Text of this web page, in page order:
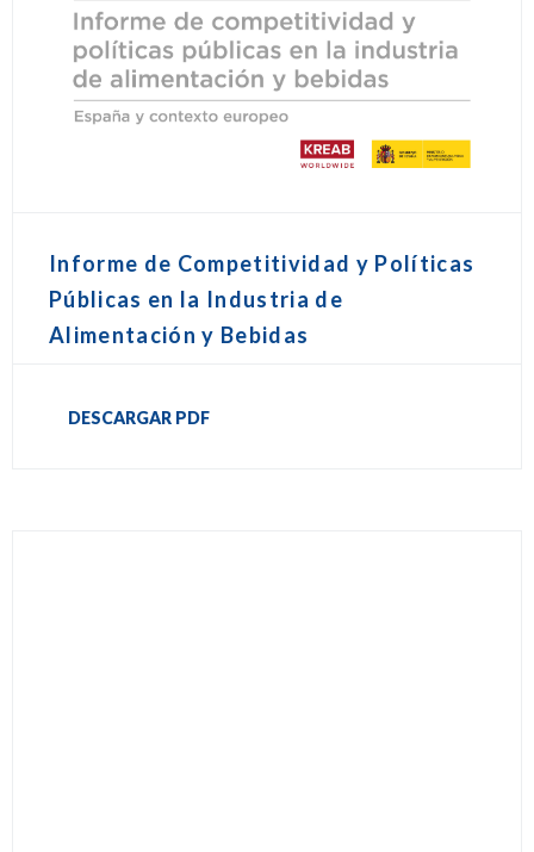
Informe de Competitividad y Políticas
Públicas en la Industria de
Alimentación y Bebidas
DESCARGAR PDF